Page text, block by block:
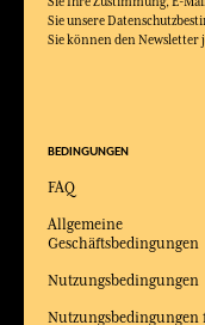
Sie unsere
Sie können den Newsletter
BEDINGUNGEN
FAQ
Allgemeine
Geschäftsbedingungen
Nutzungsbedingungen
Nutzungsbedingungen